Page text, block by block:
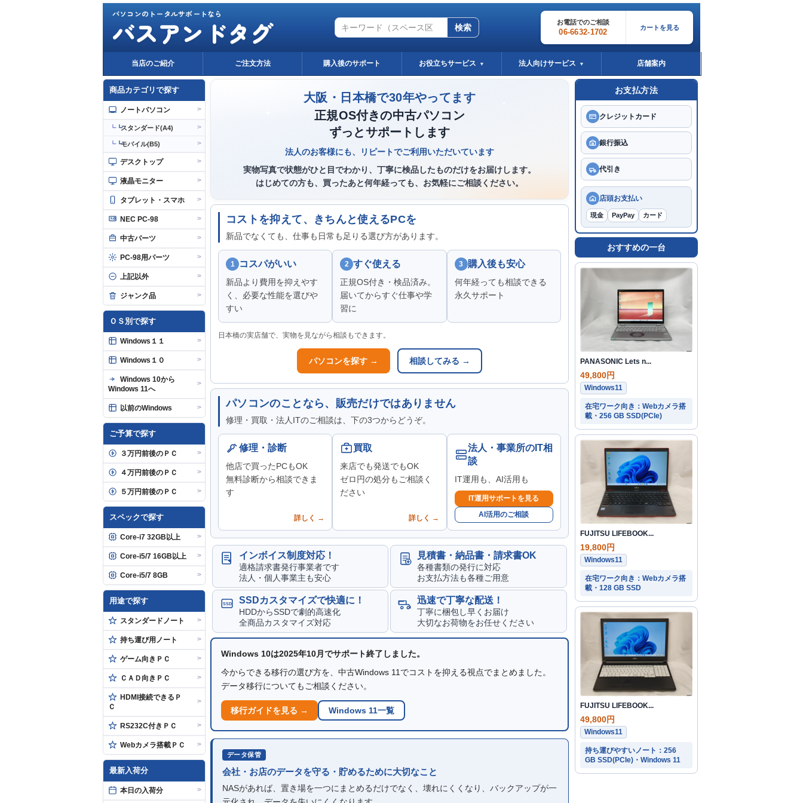
パソコンのトータルサポートなら
バスアンドタグ 検索
お電話でのご相談
06-6632-1702 カートを見る
当店のご紹介 ご注文方法 購入後のサポート お役立ちサービス ▼ 法人向けサービス ▼ 店舗案内
商品カテゴリで探す
ノートパソコン >
┗スタンダード(A4) >
┗モバイル(B5) >
デスクトップ >
液晶モニター >
タブレット・スマホ >
NEC PC-98 >
中古パーツ >
PC-98用パーツ >
上記以外 >
ジャンク品 >
ＯＳ別で探す
Windows１１ >
Windows１０ >
Windows 10から
Windows 11へ
>
以前のWindows >
ご予算で探す
３万円前後のＰＣ >
４万円前後のＰＣ >
５万円前後のＰＣ >
スペックで探す
Core-i7 32GB以上 >
Core-i5/7 16GB以上 >
Core-i5/7 8GB >
用途で探す
スタンダードノート >
持ち運び用ノート >
ゲーム向きＰＣ >
ＣＡＤ向きＰＣ >
HDMI接続できるＰ
Ｃ
>
RS232C付きＰＣ >
Webカメラ搭載ＰＣ >
最新入荷分
本日の入荷分 >
大阪・日本橋で30年やってます
正規OS付きの中古パソコン
ずっとサポートします
法人のお客様にも、リピートでご利用いただいています
実物写真で状態がひと目でわかり、丁寧に検品したものだけをお届けします。
はじめての方も、買ったあと何年経っても、お気軽にご相談ください。
コストを抑えて、きちんと使えるPCを
新品でなくても、仕事も日常も足りる選び方があります。
1 コスパがいい
新品より費用を抑えやす
く、必要な性能を選びや
すい
2 すぐ使える
正規OS付き・検品済み。
届いてからすぐ仕事や学
習に
3 購入後も安心
何年経っても相談できる
永久サポート
日本橋の実店舗で、実物を見ながら相談もできます。
パソコンを探す → 相談してみる →
パソコンのことなら、販売だけではありません
修理・買取・法人ITのご相談は、下の3つからどうぞ。
修理・診断
他店で買ったPCもOK
無料診断から相談できま
す
詳しく →
買取
来店でも発送でもOK
ゼロ円の処分もご相談く
ださい
詳しく →
法人・事業所のIT相
談
IT運用も、AI活用も
IT運用サポートを見る
AI活用のご相談
インボイス制度対応！
適格請求書発行事業者です
法人・個人事業主も安心
見積書・納品書・請求書OK
各種書類の発行に対応
お支払方法も各種ご用意
SSD SSDカスタマイズで快適に！
HDDからSSDで劇的高速化
全商品カスタマイズ対応
迅速で丁寧な配送！
丁寧に梱包し早くお届け
大切なお荷物をお任せください
Windows 10は2025年10月でサポート終了しました。
今からできる移行の選び方を、中古Windows 11でコストを抑える視点でまとめました。
データ移行についてもご相談ください。
移行ガイドを見る → Windows 11一覧
データ保管
会社・お店のデータを守る・貯めるために大切なこと
NASがあれば、置き場を一つにまとめるだけでなく、壊れにくくなり、バックアップが一
お支払方法
クレジットカード
銀行振込
代引き
店頭お支払い
現金 PayPay カード
おすすめの一台
PANASONIC Lets n...
49,800円
Windows11
在宅ワーク向き：Webカメラ搭
載・256 GB SSD(PCIe)
FUJITSU LIFEBOOK...
19,800円
Windows11
在宅ワーク向き：Webカメラ搭
載・128 GB SSD
FUJITSU LIFEBOOK...
49,800円
Windows11
持ち運びやすいノート：256
GB SSD(PCIe)・Windows 11